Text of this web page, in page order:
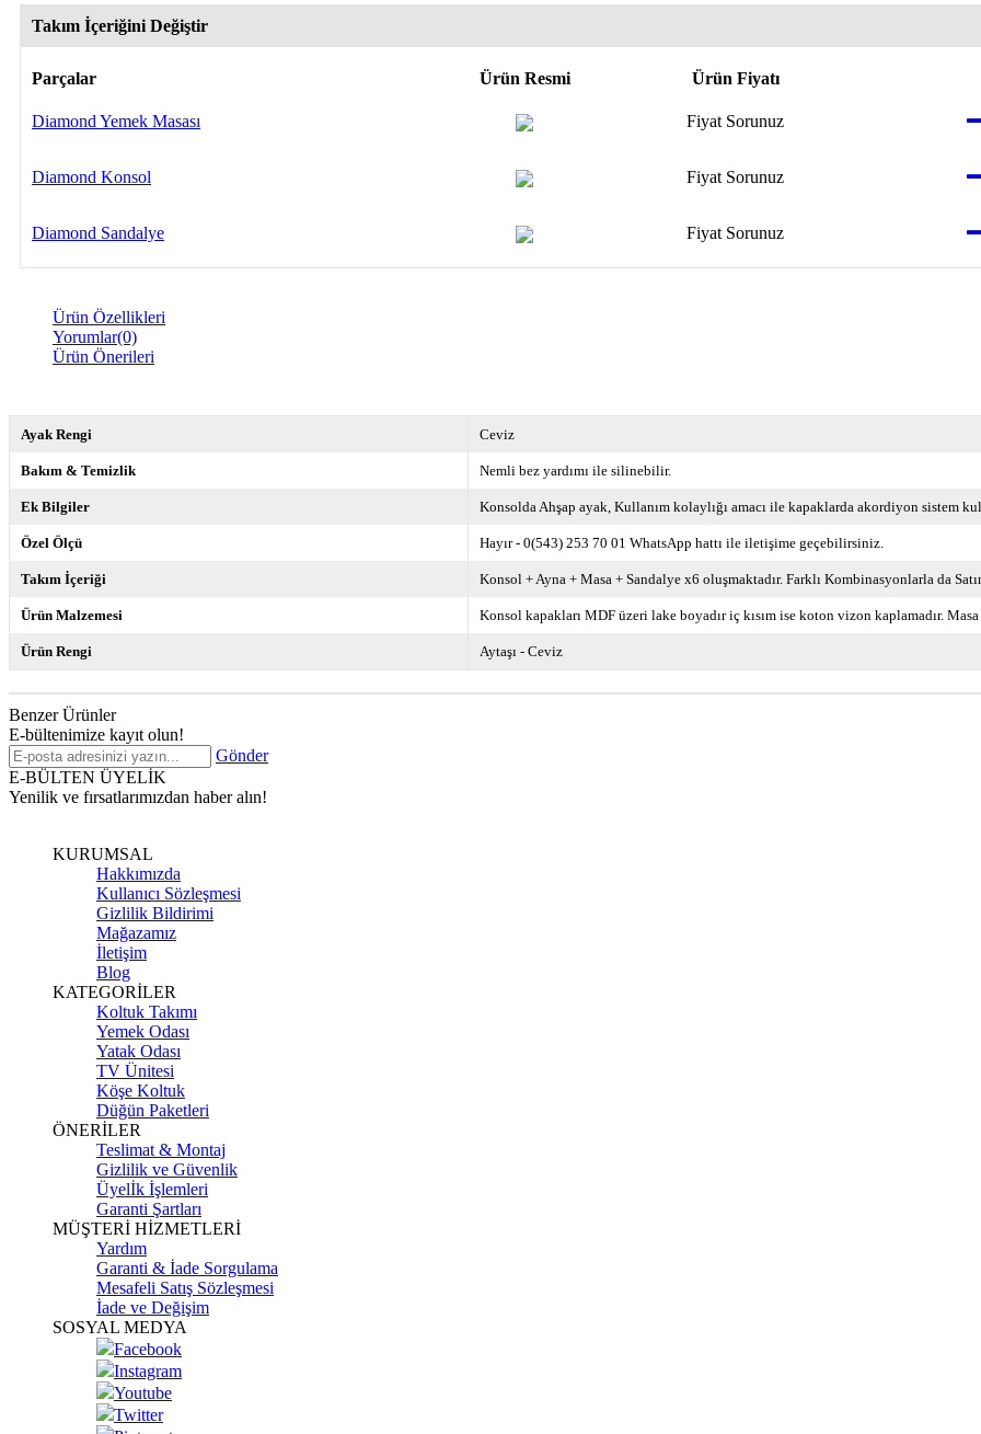
Takım İçeriğini Değiştir
Parçalar Ürün Resmi Ürün Fiyatı
Diamond Yemek Masası Fiyat Sorunuz
Diamond Konsol Fiyat Sorunuz
Diamond Sandalye Fiyat Sorunuz
Ürün Özellikleri
Yorumlar(0)
Ürün Önerileri
Ayak Rengi Ceviz
Bakım & Temizlik Nemli bez yardımı ile silinebilir.
Ek Bilgiler Konsolda Ahşap ayak Kullanım kolaylığı amacı ile kapaklarda akordiyon sistem
Özel Ölçü Hayır - 0(543) 253 70 01 WhatsApp hattı ile iletişime geçebilirsiniz.
Takım İçeriği Konsol + Ayna + Masa + Sandalye x6 oluşmaktadır. Farklı Kombinasyonlarla da
Ürün Malzemesi Konsol kapakları MDF üzeri lake boyadır iç kısım ise koton vizon kaplamadır.
Ürün Rengi Aytaşı - Ceviz
Benzer Ürünler
E-bültenimize kayıt olun!
Gönder
E-BÜLTEN ÜYELİK
Yenilik ve fırsatlarımızdan haber alın!
KURUMSAL
Hakkımızda
Kullanıcı Sözleşmesi
Gizlilik Bildirimi
Mağazamız
İletişim
Blog
KATEGORİLER
Koltuk Takımı
Yemek Odası
Yatak Odası
TV Ünitesi
Köşe Koltuk
Düğün Paketleri
ÖNERİLER
Teslimat & Montaj
Gizlilik ve Güvenlik
Üyelİk İşlemleri
Garanti Şartları
MÜŞTERİ HİZMETLERİ
Yardım
Garanti & İade Sorgulama
Mesafeli Satış Sözleşmesi
İade ve Değişim
SOSYAL MEDYA
Facebook
Instagram
Youtube
Twitter